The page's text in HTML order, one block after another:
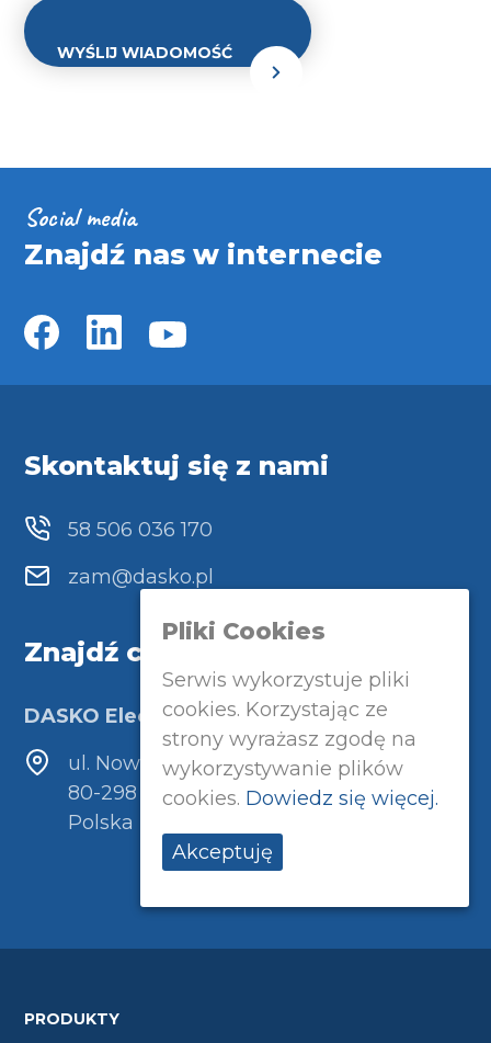
Social media
Znajdź nas w internecie
Skontaktuj się z nami
58 506 036 170
zam@dasko.pl
Znajdź czas
DASKO Electronic
ul. Nowatorów 11
80-298 Gdańsk
Polska
PRODUKTY
Pliki Cookies
Serwis wykorzystuje pliki
cookies. Korzystając ze
strony wyrażasz zgodę na
wykorzystywanie plików
cookies. Dowiedz się więcej.
Akceptuję